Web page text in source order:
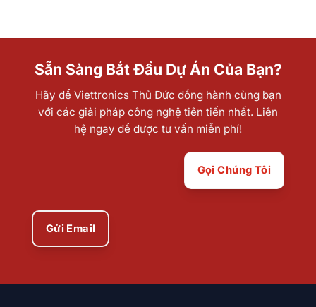
Sẵn Sàng Bắt Đầu Dự Án Của Bạn?
Hãy để Viettronics Thủ Đức đồng hành cùng bạn
với các giải pháp công nghệ tiên tiến nhất. Liên
hệ ngay để được tư vấn miễn phí!
Gọi Chúng Tôi
Gửi Email